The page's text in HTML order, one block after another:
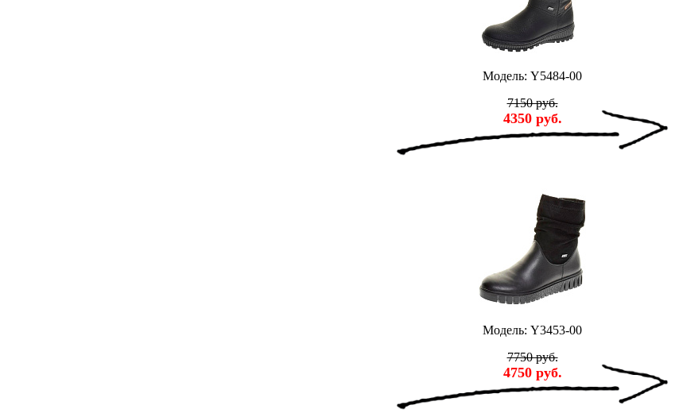
Модель: Y5484-00
7150 руб.
4350 руб.
Модель: Y3453-00
7750 руб.
4750 руб.